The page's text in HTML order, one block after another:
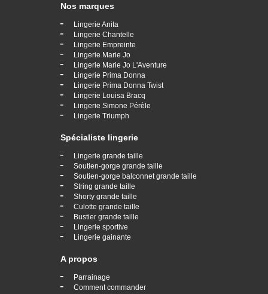
Nos marques
- Lingerie Anita
- Lingerie Chantelle
- Lingerie Empreinte
- Lingerie Marie Jo
- Lingerie Marie Jo L'Aventure
- Lingerie Prima Donna
- Lingerie Prima Donna Twist
- Lingerie Louisa Bracq
- Lingerie Simone Pérèle
- Lingerie Triumph
Spécialiste lingerie
- Lingerie grande taille
- Soutien-gorge grande taille
- Soutien-gorge balconnet grande taille
- String grande taille
- Shorty grande taille
- Culotte grande taille
- Bustier grande taille
- Lingerie sportive
- Lingerie gainante
A propos
- Parrainage
- Comment commander